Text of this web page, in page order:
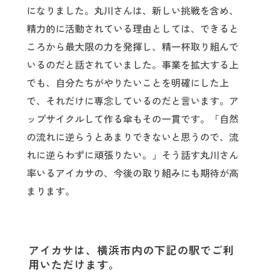
になりました。丸川さんは、新しい挑戦を含め、
精力的に活動されている理由としては、できると
ころから最大限の力を発揮し、精一杯取り組んで
いるのだと話されていました。事業を拡大する上
でも、自分たちがやりたいことを明確にした上
で、それだけに専念しているのだと言います。ア
ップサイクルして作る傘もその一貫です。「自然
の流れに逆らうとあまりできないと思うので、流
れに逆らわずに頑張りたい。」そう話す丸川さん
率いるアイカサの、今後の取り組みにも期待が高
まります。
アイカサは、横浜市内の下記の駅でご利
用いただけます。